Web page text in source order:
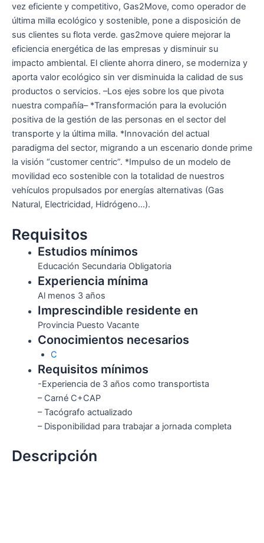
vez eficiente y competitivo, Gas2Move, como operador de
última milla ecológico y sostenible, pone a disposición de
sus clientes su flota verde. gas2move quiere mejorar la
eficiencia energética de las empresas y disminuir su
impacto ambiental. El cliente ahorra dinero, se moderniza y
aporta valor ecológico sin ver disminuida la calidad de sus
productos o servicios. –Los ejes sobre los que pivota
nuestra compañía– *Transformación para la evolución
positiva de la gestión de las personas en el sector del
transporte y la última milla. *Innovación del actual
paradigma del sector, migrando a un escenario donde prime
la visión “customer centric”. *Impulso de un modelo de
movilidad eco sostenible con la totalidad de nuestros
vehículos propulsados por energías alternativas (Gas
Natural, Electricidad, Hidrógeno…).
Requisitos
Estudios mínimos
Educación Secundaria Obligatoria
Experiencia mínima
Al menos 3 años
Imprescindible residente en
Provincia Puesto Vacante
Conocimientos necesarios
C
Requisitos mínimos
-Experiencia de 3 años como transportista
– Carné C+CAP
– Tacógrafo actualizado
– Disponibilidad para trabajar a jornada completa
Descripción